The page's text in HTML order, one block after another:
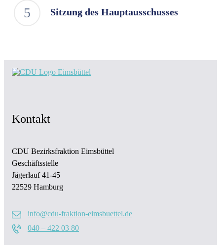
Sitzung des Hauptausschusses
Kontakt
CDU Bezirksfraktion Eimsbüttel
Geschäftsstelle
Jägerlauf 41-45
22529 Hamburg
info@cdu-fraktion-eimsbuettel.de
040 – 422 03 80